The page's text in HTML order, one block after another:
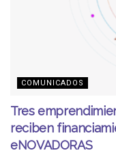
COMUNICADOS
Tres
reciben
eNOVADORAS